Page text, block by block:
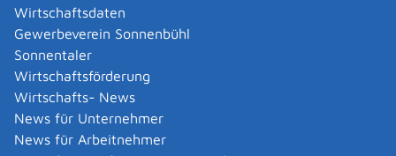
Wirtschaftsdaten
Gewerbeverein Sonnenbühl
Sonnentaler
Wirtschaftsförderung
Wirtschafts- News
News für Unternehmer
News für Arbeitnehmer
Ausbildung zusätzlich 5 Prozent -
anrechnungsfrei
Darüber hinaus kann es weitere Freibeträge
geben, zum Beispiel für weitere Kinder oder
andere nach dem Zivilrecht
Unterhaltsberechtigte der oben genannten
Personen.